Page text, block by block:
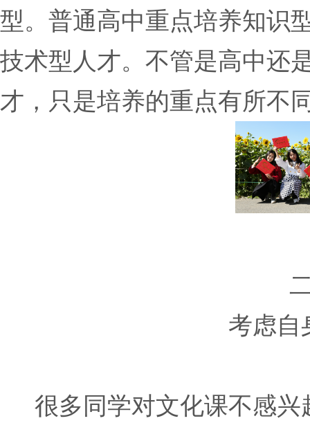
型。普通高中重点培养知识
技术型人才。不管是高中还
才，只是培养的重点有所不
考虑自
很多同学对文化课不感兴